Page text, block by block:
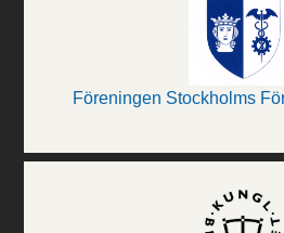
Föreningen Stockholms